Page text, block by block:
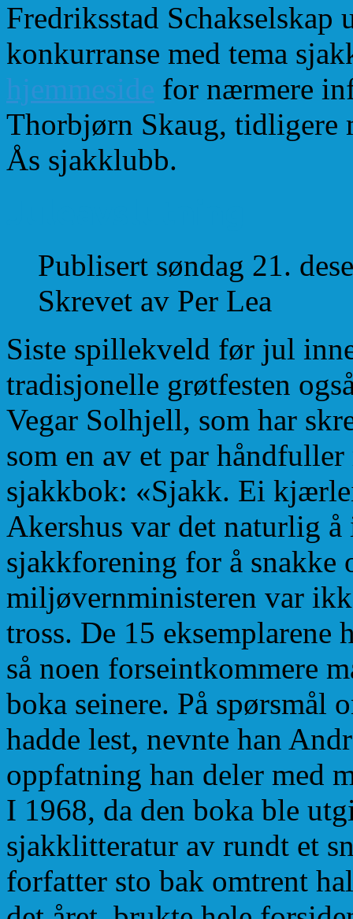
Fredriksstad
konkurranse med tema
hjemmeside for nærmere
Thorbjørn Skaug, tidligere
Ås sjakklubb.
Publisert søndag 21.
Skrevet av Per Lea
Siste spillekveld før jul
tradisjonelle grøtfesten
Vegar Solhjell, som har
som en av et par
sjakkbok: «Sjakk. Ei
Akershus var det naturlig
sjakkforening for å snakke
miljøvernministeren var
tross. De 15 eksemplarene
så noen forseintkommere
boka seinere. På spørsmål
hadde lest, nevnte han
oppfatning han deler med
I 1968, da den boka ble
sjakklitteratur av rundt et
forfatter sto bak omtrent